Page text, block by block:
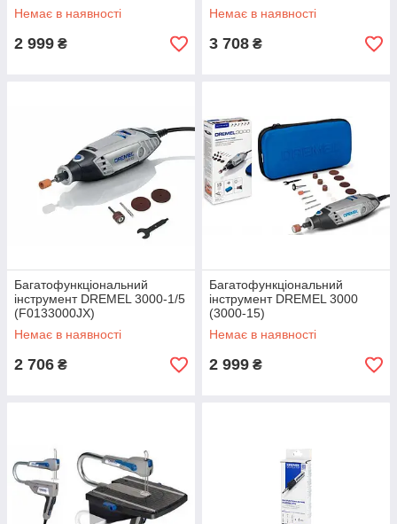
Немає в наявності
2 999 ₴
Немає в наявності
3 708 ₴
Багатофункціональний
інструмент DREMEL 3000-1/5
(F0133000JX)
Немає в наявності
2 706 ₴
Багатофункціональний
інструмент DREMEL 3000
(3000-15)
Немає в наявності
2 999 ₴